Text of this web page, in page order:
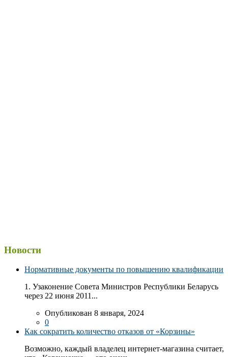
Новости
Нормативные документы по повышению квалификации
1. Узаконение Совета Министров Республики Беларусь
через 22 июня 2011...
Опубликован 8 января, 2024
0
Как сократить количество отказов от «Корзины»
Возможно, каждый владелец интернет-магазина считает,